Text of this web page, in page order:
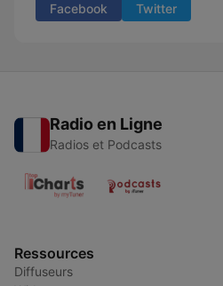
Facebook Twitter
Radio en Ligne
Radios et Podcasts
Ressources
Diffuseurs